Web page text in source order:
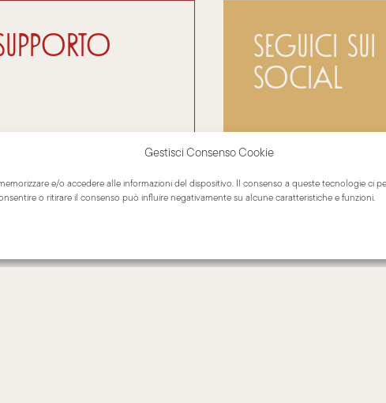
Gestisci Consenso Cookie
e/o accedere alle informazioni del dispositivo. Il consenso a queste tecnologie ci
o ritirare il consenso può influire negativamente su alcune caratteristiche e funzioni.
Seguici sui
social